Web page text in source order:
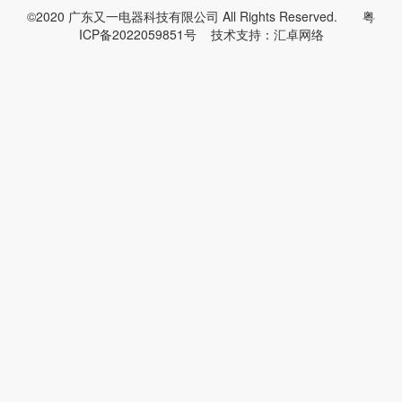
©2020 广东又一电器科技有限公司 All Rights Reserved. 粤
ICP备2022059851号技术支持： 汇卓网络